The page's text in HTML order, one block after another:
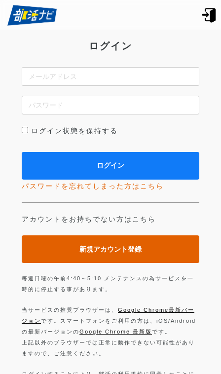
ログイン
ログイン状態を保持する
パスワードを忘れてしまった方はこちら
アカウントをお持ちでない方はこちら
新規アカウント登録
毎週日曜の午前4:40～5:10 メンテナンスの為サービスを一
時的に停止する事があります。
当サービスの推奨ブラウザーは、 Google Chrome最新バー
ジョン です。スマートフォンをご利用の方は、iOS/Android
の最新バージョンのGoogle Chrome 最新版 です。
上記以外のブラウザーでは正常に動作できない可能性があり
ますので、ご注意ください。